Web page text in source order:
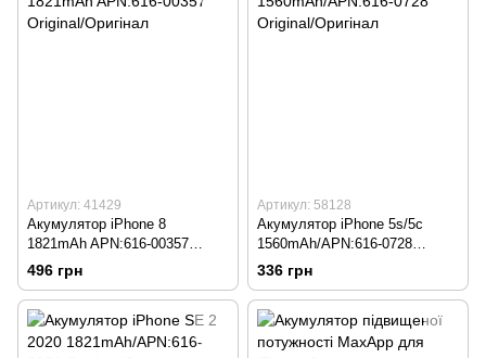
Артикул: 41429
Акумулятор iPhone 8
1821mAh APN:616-00357
Original/Оригінал
496 грн
Артикул: 58128
Акумулятор iPhone 5s/5c
1560mAh/APN:616-0728
Original/Оригінал
336 грн